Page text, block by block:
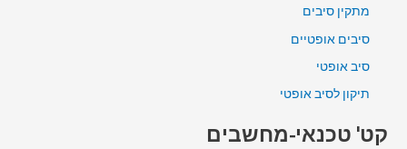
מתקין סיבים
סיבים אופטיים
סיב אופטי
תיקון לסיב אופטי
קט' טכנאי-מחשבים